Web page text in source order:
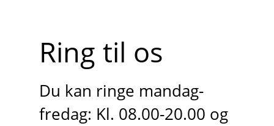
Ring til os
Du kan ringe mandag-
fredag: Kl. 08.00-20.00 og